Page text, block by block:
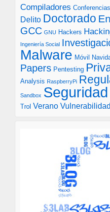
Compiladores Conferencias
Delito Doctorado
GCC GNU Hackers
Ingeniería Social
Malware Móvil
Papers Pentesting
Analysis RaspberryPi
Sandbox Seguridad
Trol Verano